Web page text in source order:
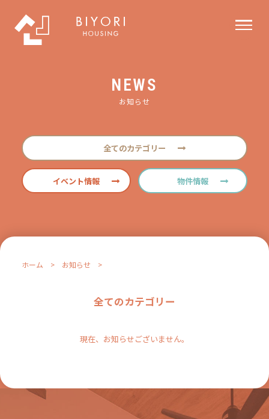
NEWS
お知らせ
全てのカテゴリー
イベント情報 物件情報
ホーム > お知らせ>
全てのカテゴリー
現在、お知らせございません。